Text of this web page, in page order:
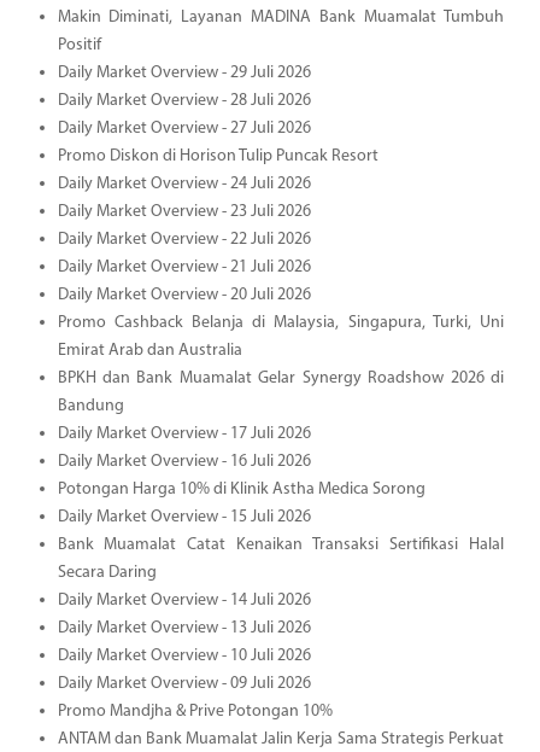
Makin Diminati, Layanan MADINA Bank Muamalat Tumbuh
Positif
Daily Market Overview - 29 Juli 2026
Daily Market Overview - 28 Juli 2026
Daily Market Overview - 27 Juli 2026
Promo Diskon di Horison Tulip Puncak Resort
Daily Market Overview - 24 Juli 2026
Daily Market Overview - 23 Juli 2026
Daily Market Overview - 22 Juli 2026
Daily Market Overview - 21 Juli 2026
Daily Market Overview - 20 Juli 2026
Promo Cashback Belanja di Malaysia, Singapura, Turki, Uni
Emirat Arab dan Australia
BPKH dan Bank Muamalat Gelar Synergy Roadshow 2026 di
Bandung
Daily Market Overview - 17 Juli 2026
Daily Market Overview - 16 Juli 2026
Potongan Harga 10% di Klinik Astha Medica Sorong
Daily Market Overview - 15 Juli 2026
Bank Muamalat Catat Kenaikan Transaksi Sertifikasi Halal
Secara Daring
Daily Market Overview - 14 Juli 2026
Daily Market Overview - 13 Juli 2026
Daily Market Overview - 10 Juli 2026
Daily Market Overview - 09 Juli 2026
Promo Mandjha & Prive Potongan 10%
ANTAM dan Bank Muamalat Jalin Kerja Sama Strategis Perkuat